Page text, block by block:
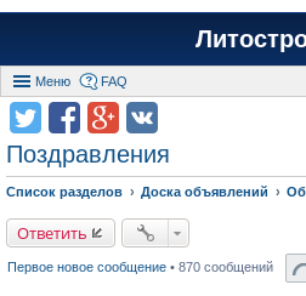
Меню FAQ
Поздравления
Список разделов Доска объявлений
Ответить
Первое новое сообщение • 870 сообщений